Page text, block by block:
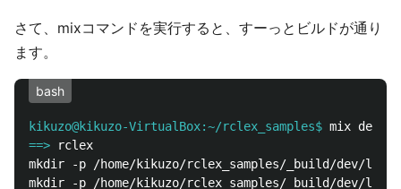
さて、mixコマンドを実行すると、すーっとビルドが通り
ます。
bash
kikuzo@kikuzo-VirtualBox:~/rclex_samples$
==>
mkdir -p /home/kikuzo/rclex_samples/_build/dev/
mkdir -p /home/kikuzo/rclex_samples/_build/dev/